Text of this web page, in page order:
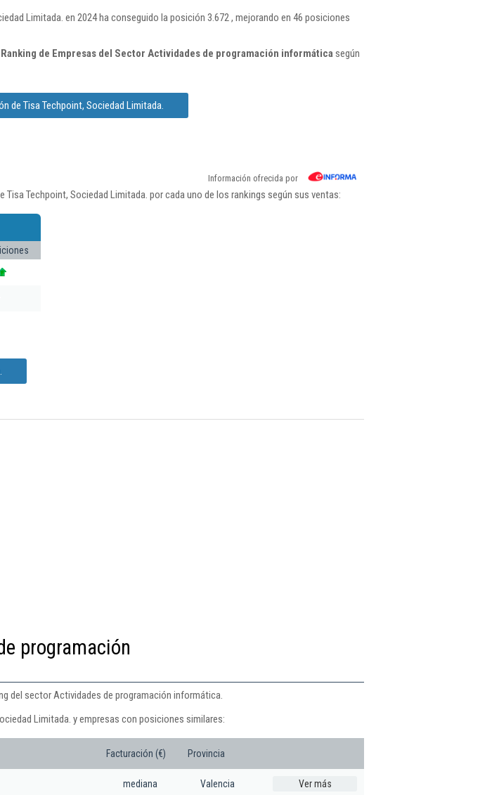
Limitada. en 2024 ha conseguido la posición 3.672 , mejorando en 46 posiciones
Ranking de Empresas del Sector Actividades de programación informáticasegún
de Tisa Techpoint, Sociedad Limitada.
Información ofrecida por
Techpoint, Sociedad Limitada. por cada uno de los rankings según sus ventas:
programación
del sector Actividades de programación informática.
Limitada. y empresas con posiciones similares:
Facturación (€) Provincia
mediana Valencia Ver más